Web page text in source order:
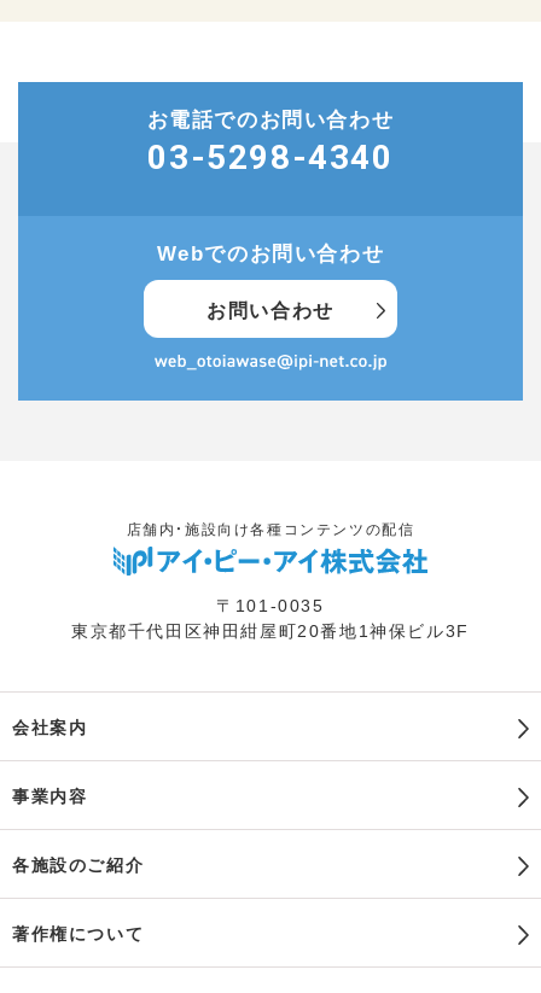
お電話でのお問い合わせ
03-5298-4340
Webでのお問い合わせ
お問い合わせ
店舗内・施設向け各種コンテンツの配信
〒101-0035
東京都千代田区神田紺屋町20番地1神保ビル3F
会社案内
事業内容
各施設のご紹介
著作権について